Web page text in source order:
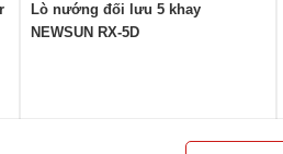
Lò nướng đối lưu 5 khay
NEWSUN RX-5D